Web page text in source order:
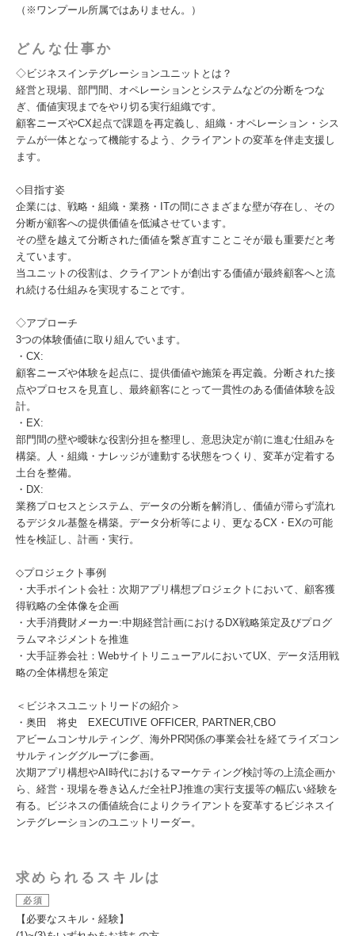
（※ワンプール所属ではありません。）
どんな仕事か
◇ビジネスインテグレーションユニットとは？
経営と現場、部門間、オペレーションとシステムなどの分断をつな
ぎ、価値実現までをやり切る実行組織です。
顧客ニーズやCX起点で課題を再定義し、組織・オペレーション・シス
テムが一体となって機能するよう、クライアントの変革を伴走支援し
ます。
◇目指す姿
企業には、戦略・組織・業務・ITの間にさまざまな壁が存在し、その
分断が顧客への提供価値を低減させています。
その壁を越えて分断された価値を繋ぎ直すことこそが最も重要だと考
えています。
当ユニットの役割は、クライアントが創出する価値が最終顧客へと流
れ続ける仕組みを実現することです。
◇アプローチ
3つの体験価値に取り組んでいます。
・CX:
顧客ニーズや体験を起点に、提供価値や施策を再定義。分断された接
点やプロセスを見直し、最終顧客にとって一貫性のある価値体験を設
計。
・EX:
部門間の壁や曖昧な役割分担を整理し、意思決定が前に進む仕組みを
構築。人・組織・ナレッジが連動する状態をつくり、変革が定着する
土台を整備。
・DX:
業務プロセスとシステム、データの分断を解消し、価値が滞らず流れ
るデジタル基盤を構築。データ分析等により、更なるCX・EXの可能
性を検証し、計画・実行。
◇プロジェクト事例
・大手ポイント会社：次期アプリ構想プロジェクトにおいて、顧客獲
得戦略の全体像を企画
・大手消費財メーカー:中期経営計画におけるDX戦略策定及びプログ
ラムマネジメントを推進
・大手証券会社：WebサイトリニューアルにおいてUX、データ活用戦
略の全体構想を策定
＜ビジネスユニットリードの紹介＞
・奥田 将史 EXECUTIVE OFFICER, PARTNER,CBO
アビームコンサルティング、海外PR関係の事業会社を経てライズコン
サルティンググループに参画。
次期アプリ構想やAI時代におけるマーケティング検討等の上流企画か
ら、経営・現場を巻き込んだ全社PJ推進の実行支援等の幅広い経験を
有る。ビジネスの価値統合によりクライアントを変革するビジネスイ
ンテグレーションのユニットリーダー。
求められるスキルは
必須
【必要なスキル・経験】